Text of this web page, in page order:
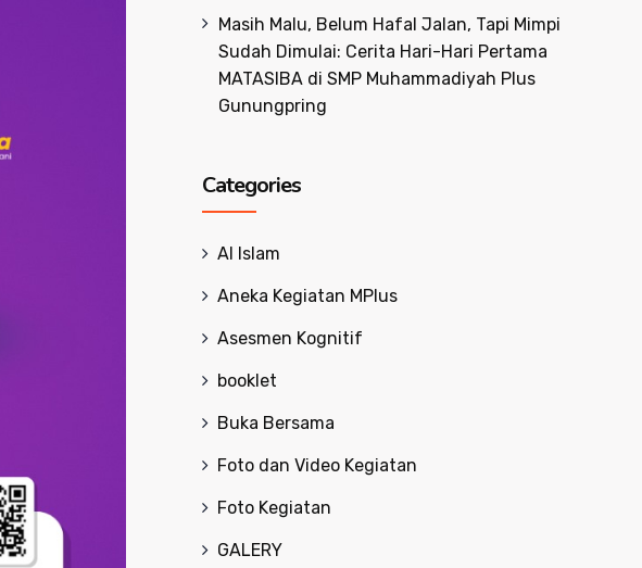
Masih Malu, Belum Hafal Jalan, Tapi Mimpi
Sudah Dimulai: Cerita Hari-Hari Pertama
MATASIBA di SMP Muhammadiyah Plus
Gunungpring
Categories
Al Islam
Aneka Kegiatan MPlus
Asesmen Kognitif
booklet
Buka Bersama
Foto dan Video Kegiatan
Foto Kegiatan
GALERY